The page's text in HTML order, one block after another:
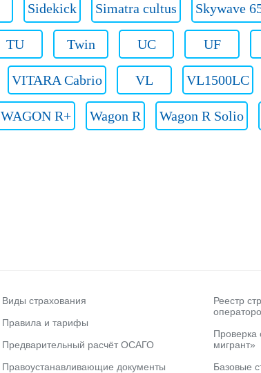
Sidekick Simatra cultus Skywave
TU Twin UC UF
VITARA Cabrio VL VL1500LC
WAGON R+ Wagon R Wagon R Solio
Виды страхования
Правила и тарифы
Предварительный расчёт ОСАГО
Правоустанавливающие документы
Реестр
Проверка
мигрант»
Базовые